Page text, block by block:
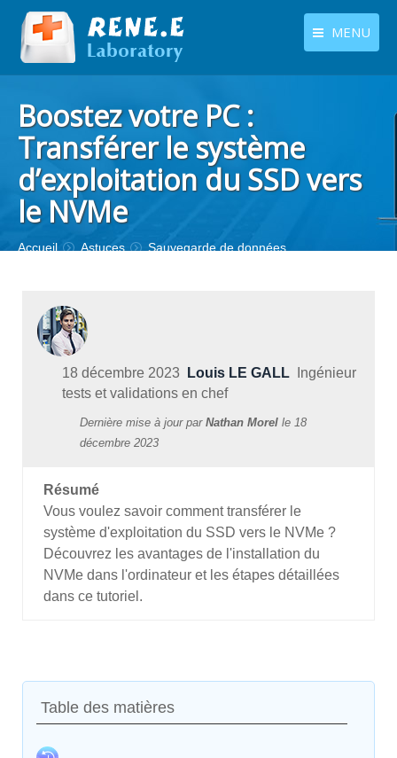
MENU
Centre de téléchargement
Boutique
Contactez-nous
Boostez votre PC :
Transférer le système
d’exploitation du SSD vers
le NVMe
Vous êtes ici :
Accueil Astuces Sauvegarde de données
18 décembre 2023 Louis LE GALL Ingénieur
tests et validations en chef
Dernière mise à jour par Nathan Morel le 18
décembre 2023
Résumé
Vous voulez savoir comment transférer le
système d'exploitation du SSD vers le NVMe ?
Découvrez les avantages de l'installation du
NVMe dans l'ordinateur et les étapes détaillées
dans ce tutoriel.
Table des matières